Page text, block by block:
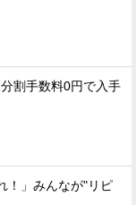
割手数料0円で入手
！」みんなが"リピ